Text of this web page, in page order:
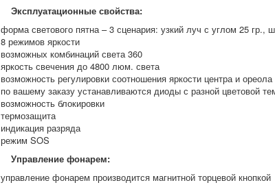
Эксплуатационные свойства:
форма светового пятна – 3 сценария: узкий луч с углом 25 гр.,
8 режимов яркости
возможных комбинаций света 360
яркость свечения до 4800 люм. света
возможность регулировки соотношения яркости центра и ореола
по вашему заказу устанавливаются диоды с разной цветовой
возможность блокировки
термозащита
индикация разряда
режим SOS
Управление фонарем:
управление фонарем производится магнитной торцевой кнопкой